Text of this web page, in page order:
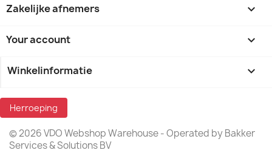
Zakelijke afnemers 
Your account 
Winkelinformatie keyboard_arrow_down
Herroeping
© 2026 VDO Webshop Warehouse - Operated by Bakker
Services & Solutions BV